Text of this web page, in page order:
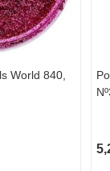
World 840,